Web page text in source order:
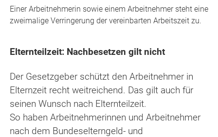
Einer Arbeitnehmerin sowie einem Arbeitnehmer steht eine
zweimalige Verringerung der vereinbarten Arbeitszeit zu.
Elternteilzeit: Nachbesetzen gilt nicht
Der Gesetzgeber schützt den Arbeitnehmer in
Elternzeit recht weitreichend. Das gilt auch für
seinen Wunsch nach Elternteilzeit.
So haben Arbeitnehmerinnen und Arbeitnehmer
nach dem Bundeselterngeld- und